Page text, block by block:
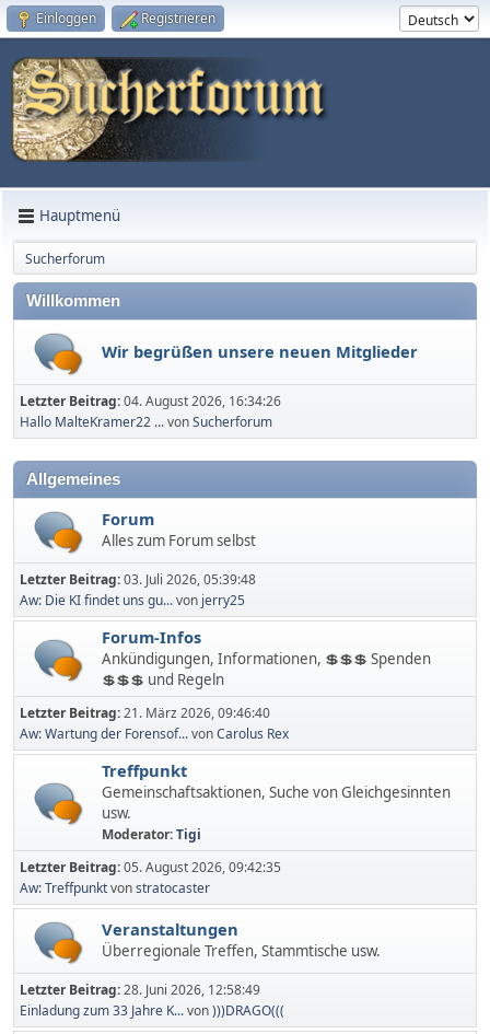
Einloggen Registrieren
Hauptmenü
Sucherforum
Willkommen
Wir begrüßen unsere neuen Mitglieder
Letzter Beitrag:04. August 2026, 16:34:26
Hallo MalteKramer22 ...vonSucherforum
Allgemeines
Forum
Alles zum Forum selbst
Letzter Beitrag:03. Juli 2026, 05:39:48
Aw: Die KI findet uns gu...von jerry25
Forum-Infos
Ankündigungen, Informationen, 💲💲💲 Spenden
💲💲💲 und Regeln
Letzter Beitrag:21. März 2026, 09:46:40
Aw: Wartung der Forensof...vonCarolus Rex
Treffpunkt
Gemeinschaftsaktionen, Suche von Gleichgesinnten
usw.
Moderator:Tigi
Letzter Beitrag:05. August 2026, 09:42:35
Aw: Treffpunktvonstratocaster
Veranstaltungen
Überregionale Treffen, Stammtische usw.
Letzter Beitrag:28. Juni 2026, 12:58:49
Einladung zum 33 Jahre K...von)))DRAGO(((